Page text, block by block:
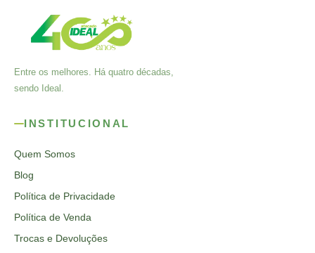
Entre os melhores. Há quatro décadas,
sendo Ideal.
INSTITUCIONAL
Quem Somos
Blog
Política de Privacidade
Política de Venda
Trocas e Devoluções